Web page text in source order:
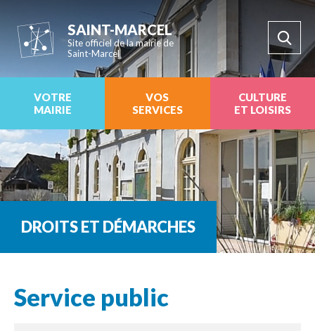
SAINT-MARCEL
Site officiel de la mairie de
Saint-Marcel
VOTRE
MAIRIE
VOS
SERVICES
CULTURE
ET LOISIRS
DROITS ET DÉMARCHES
Service public